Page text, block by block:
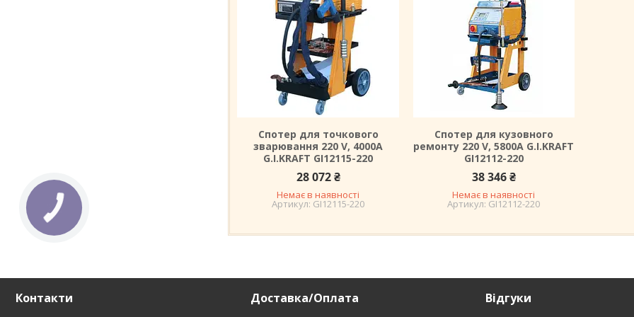
Спотер для точкового
зварювання 220 V, 4000A
G.I.KRAFT GI12115-220
28 072 ₴
Немає в наявності
GI12115-220
Спотер для кузовного
ремонту 220 V, 5800A G.I.KRAFT
GI12112-220
38 346 ₴
Немає в наявності
GI12112-220
Контакти Доставка/Оплата Відгуки